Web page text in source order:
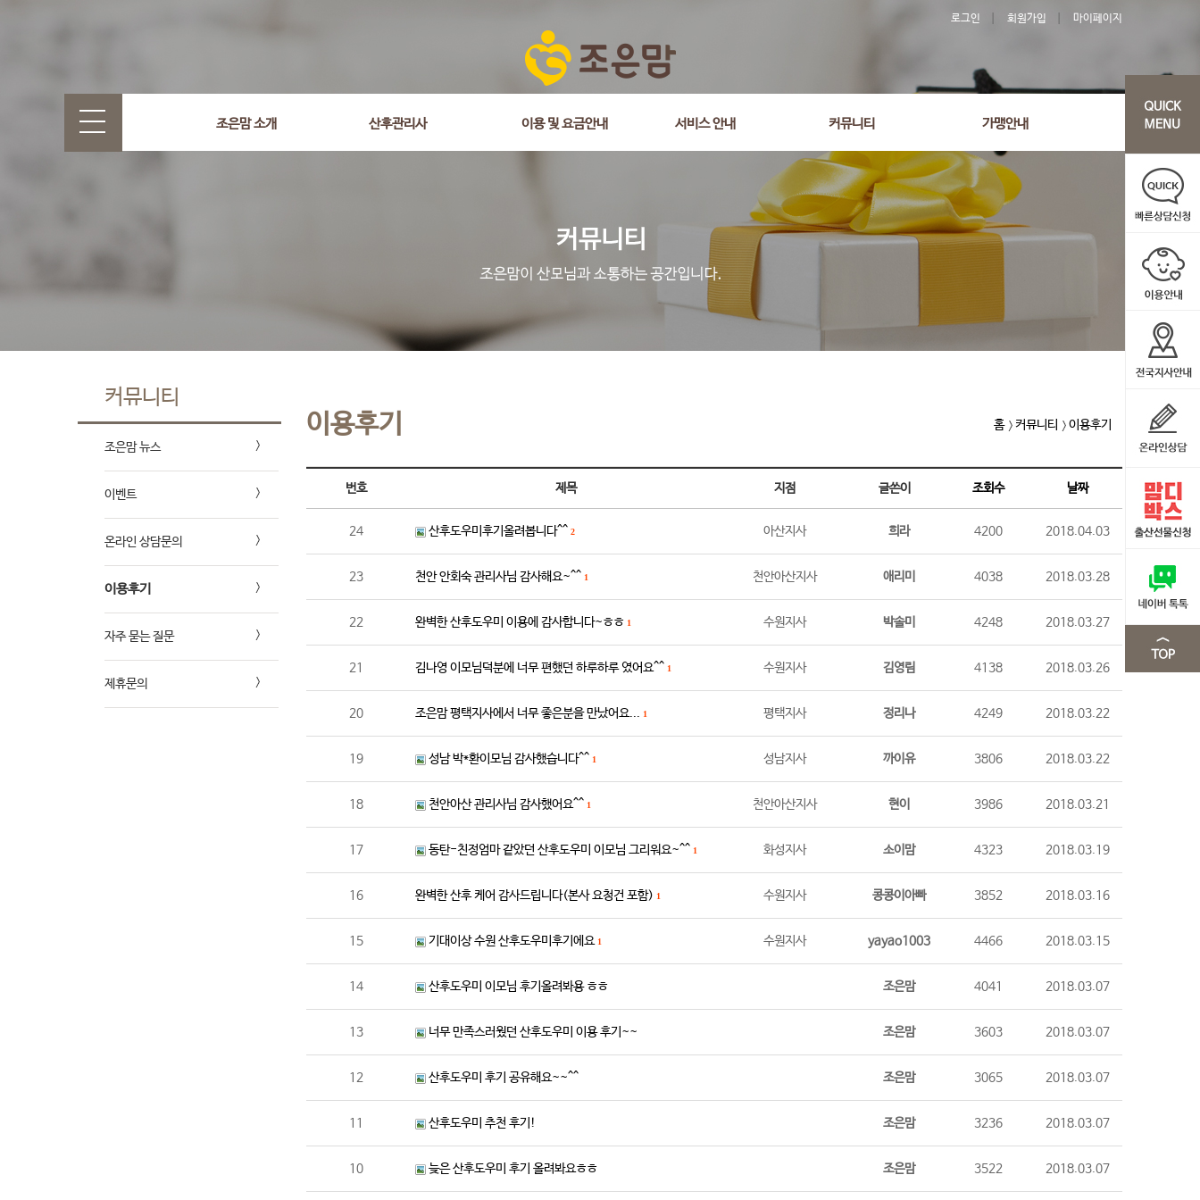
로그인 회원가입 마이페이지
조은맘 소개 산후관리사 이용 및 요금안내 서비스 안내 커뮤니티 가맹안내
커뮤니티
조은맘 뉴스
이벤트
온라인 상담문의
이용후기
자주 묻는 질문
제휴문의
이용후기 홈 커뮤니티 이용후기
번호 제목 지점 글쓴이 조회수 날짜
24 산후도우미후기올려봅니다^^ 2 아산지사 희라 4200 2018.04.03
23 천안 안회숙 관리사님 감사해요~^^ 1 천안아산지사 애리미 4038 2018.03.28
22 완벽한 산후도우미 이용에 감사합니다~ㅎㅎ 1 수원지사 박솔미 4248 2018.03.27
21 김나영 이모님덕분에 너무 편했던 하루하루 였어요^^ 1 수원지사 김영림 4138 2018.03.26
20 조은맘 평택지사에서 너무 좋은분을 만났어요... 1 평택지사 정리나 4249 2018.03.22
19 성남 박*환이모님 감사했습니다^^ 1 성남지사 까이유 3806 2018.03.22
18 천안아산 관리사님 감사했어요^^ 1 천안아산지사 현이 3986 2018.03.21
17 동탄-친정엄마 같았던 산후도우미 이모님 그리워요~^^ 1 화성지사 소이맘 4323 2018.03.19
16 완벽한 산후 케어 감사드립니다(본사 요청건 포함) 1 수원지사 콩콩이아빠 3852 2018.03.16
15 기대이상 수원 산후도우미후기에요 1 수원지사 yayao1003 4466 2018.03.15
14 산후도우미 이모님 후기올려봐용 ㅎㅎ 조은맘 4041 2018.03.07
13 너무 만족스러웠던 산후도우미 이용 후기~~ 조은맘 3603 2018.03.07
12 산후도우미 후기 공유해요~~^^ 조은맘 3065 2018.03.07
11 산후도우미 추천 후기! 조은맘 3236 2018.03.07
10 늦은 산후도우미 후기 올려봐요ㅎㅎ 조은맘 3522 2018.03.07